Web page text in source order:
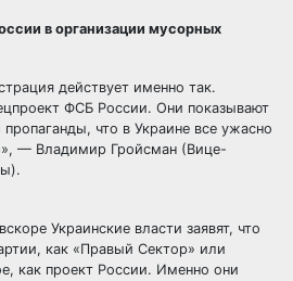
в организации мусорных
действует именно так.
ФСБ России. Они показывают
что в Украине все ужасно
— Владимир Гройсман (Вице-
Украинские власти заявят, что
как «Правый Сектор» или
как проект России. Именно они